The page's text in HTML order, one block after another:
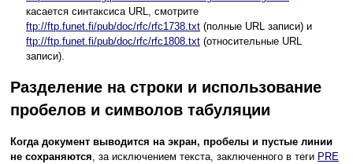
касается синтаксиса URL, смотрите
ftp://ftp.funet.fi/pub/doc/rfc/rfc1738.txt (полные URL записи) и
ftp://ftp.funet.fi/pub/doc/rfc/rfc1808.txt (относительные URL
записи).
Разделение на строки и использование
пробелов и символов табуляции
Когда документ выводится на экран, пробелы и пустые линии
не сохраняются , за исключением текста, заключенного в теги PRE